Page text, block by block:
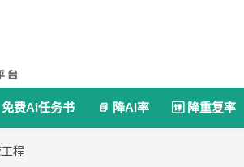
免费Ai任务书  降AI率  降重复率
程